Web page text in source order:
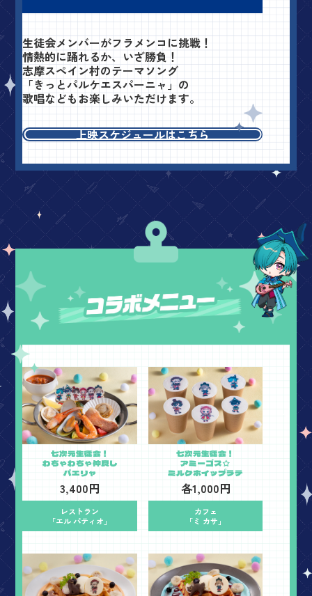
生徒会メンバーがフラメンコに挑戦！
情熱的に踊れるか、いざ勝負！
志摩スペイン村のテーマソング
「きっとパルケエスパーニャ」の
歌唱などもお楽しみいただけます。
上映スケジュールはこちら
七次元生徒会！
わちゃわちゃ仲良し
パエリャ
3,400円
レストラン
「エル パティオ」
七次元生徒会！
アミーゴス☆
ミルクホイップラテ
各1,000円
カフェ
「ミ カサ」